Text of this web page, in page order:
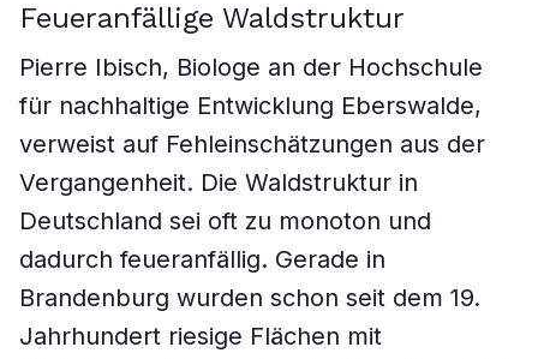
Feueranfällige Waldstruktur
Pierre Ibisch, Biologe an der Hochschule
für nachhaltige Entwicklung Eberswalde,
verweist auf Fehleinschätzungen aus der
Vergangenheit. Die Waldstruktur in
Deutschland sei oft zu monoton und
dadurch feueranfällig. Gerade in
Brandenburg wurden schon seit dem 19.
Jahrhundert riesige Flächen mit